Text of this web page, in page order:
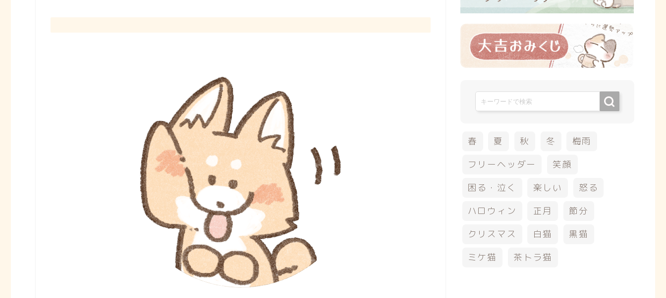
春 夏 秋 冬
梅雨
フリーヘッダー
笑顔
困る・泣く
楽しい
怒る
ハロウィン
正月
節分
クリスマス
白猫
黒猫
ミケ猫
茶トラ猫